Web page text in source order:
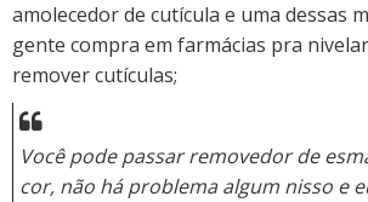
amolecedor de cutícula e uma dessas
gente compra em farmácias pra
remover cutículas;
Você pode passar removedor de
cor, não há problema algum nisso e